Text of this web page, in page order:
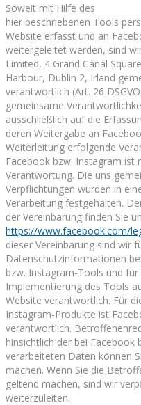
Soweit mit Hilfe des
hier beschriebenen Tools
Website erfasst und an
weitergeleitet werden, sind
Limited, 4 Grand Canal
Harbour, Dublin 2, Irland
verantwortlich (Art. 26
gemeinsame
ausschließlich auf die
deren Weitergabe an
Weiterleitung erfolgende
Facebook bzw. Instagram ist
Verantwortung. Die uns
Verpflichtungen wurden in
Verarbeitung festgehalten.
der Vereinbarung finden Sie
https://www.facebook.com/
dieser Vereinbarung sind wir
Datenschutzinformationen
bzw. Instagram-Tools und
Implementierung des Tools
Website verantwortlich. Für
Instagram-Produkte ist
verantwortlich.
hinsichtlich der bei Facebook
verarbeiteten Daten können
machen. Wenn Sie die
geltend machen, sind wir
weiterzuleiten.